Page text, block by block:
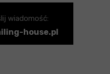
wiadomość:
house.pl